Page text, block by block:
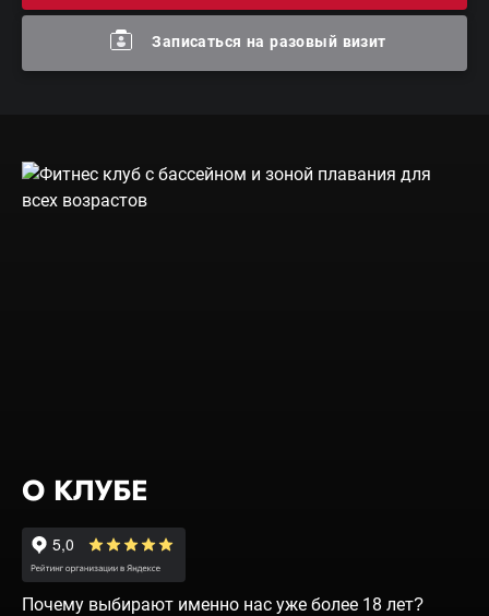
Записаться на разовый визит
О КЛУБЕ
Почему выбирают именно нас уже более 18 лет?